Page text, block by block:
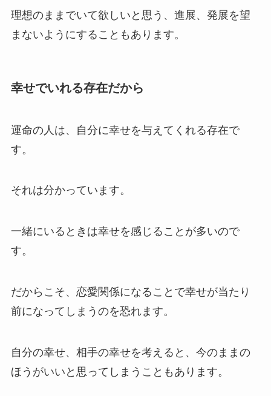
理想のままでいて欲しいと思う、進展、発展を望
まないようにすることもあります。
幸せでいれる存在だから
運命の人は、自分に幸せを与えてくれる存在で
す。
それは分かっています。
一緒にいるときは幸せを感じることが多いので
す。
だからこそ、恋愛関係になることで幸せが当たり
前になってしまうのを恐れます。
自分の幸せ、相手の幸せを考えると、今のままの
ほうがいいと思ってしまうこともあります。